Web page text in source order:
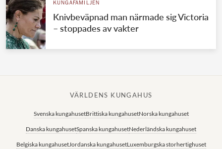
KUNGAFAMILJEN
Knivbeväpnad man närmade sig Victoria
– stoppades av vakter
VÄRLDENS KUNGAHUS
Svenska kungahusetBrittiska kungahusetNorska kungahuset
Danska kungahusetSpanska kungahusetNederländska kungahuset
Belgiska kungahusetJordanska kungahusetLuxemburgska storhertighuset